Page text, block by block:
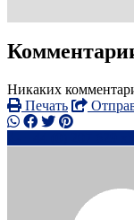
Никаких
Печать